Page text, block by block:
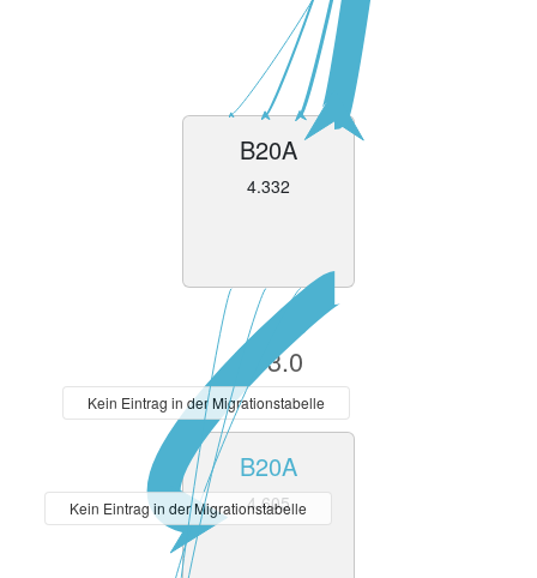
B20A
4.332
V13.0
B20A
4.605
Kein Eintrag in der Migrationstabelle
Kein Eintrag in der Migrationstabelle